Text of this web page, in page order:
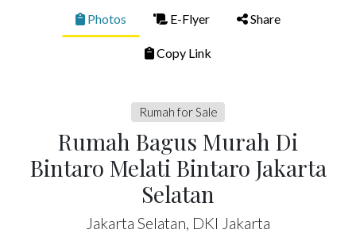
Photos E-Flyer Share
Copy Link
Rumah for Sale
Rumah Bagus Murah Di
Bintaro Melati Bintaro Jakarta
Selatan
Jakarta Selatan, DKI Jakarta